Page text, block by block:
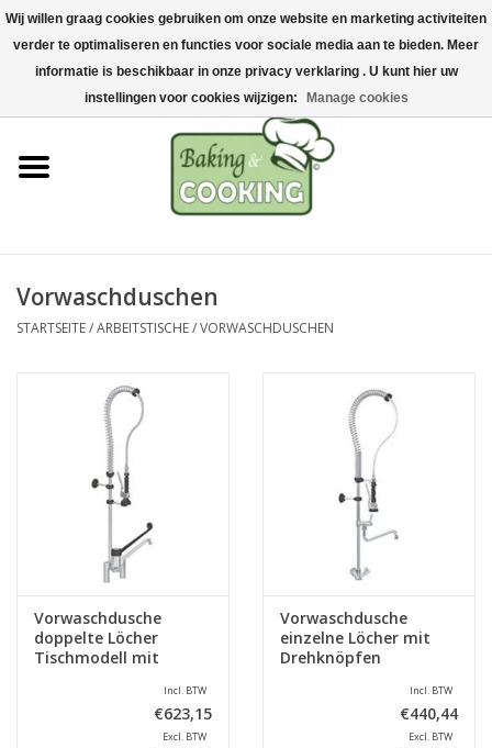
Startseite
Koch-&Backutensilien
Maschinen & Teile
Edelstahl
Rohstoffe & Präsentation
Vorwaschduschen
STARTSEITE/ARBEITSTISCHE/VORWASCHDUSCHEN
Vorwaschdusche
doppelte Löcher
Tischmodell mit
Incl. BTW
€623,15
Excl. BTW
Vorwaschdusche
einzelne Löcher mit
Drehknöpfen
Incl. BTW
€440,44
Excl. BTW
Wij willen graag cookies gebruiken om onze website en marketing activiteiten
verder te optimaliseren en functies voor sociale media aan te bieden. Meer
informatie is beschikbaar in onze privacy verklaring . U kunt hier uw
instellingen voor cookies wijzigen:
Manage cookies